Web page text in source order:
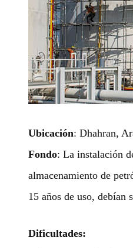
Ubicación: Dhahran,
Fondo: La instalación
almacenamiento de
15 años de uso, debían
Dificultades: